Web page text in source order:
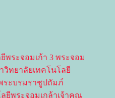
พระจอมเก้า 3 พระจอม
ทยาลัยเทคโนโลยี
ระบรมราชูปถัมภ์
ยีพระจอมเกล้าเจ้าคุณ